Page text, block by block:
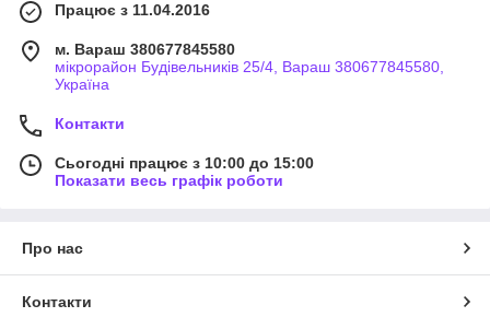
Працює з 11.04.2016
м. Вараш 380677845580
мікрорайон Будівельників 25/4, Вараш 380677845580,
Україна
Контакти
Сьогодні працює з 10:00 до 15:00
Показати весь графік роботи
Про нас
Контакти